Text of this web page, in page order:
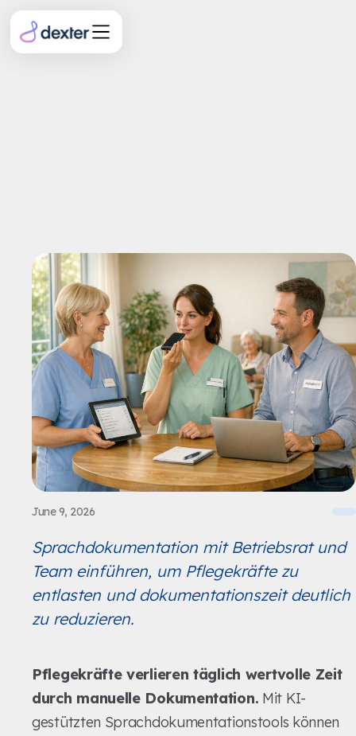
June 9, 2026
Sprachdokumentation mit Betriebsrat und
Team einführen, um Pflegekräfte zu
entlasten und dokumentationszeit deutlich
zu reduzieren.
Pflegekräfte verlieren täglich wertvolle Zeit
durch manuelle Dokumentation. Mit KI-
gestützten Sprachdokumentationstools können